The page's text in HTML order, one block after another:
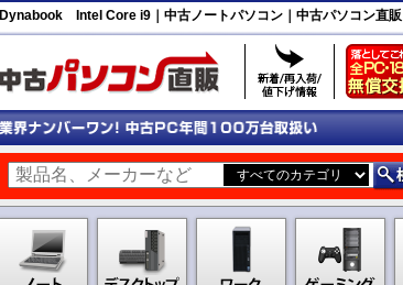
Dynabook Intel Core i9｜中古ノートパソコン｜中古パソコン直販